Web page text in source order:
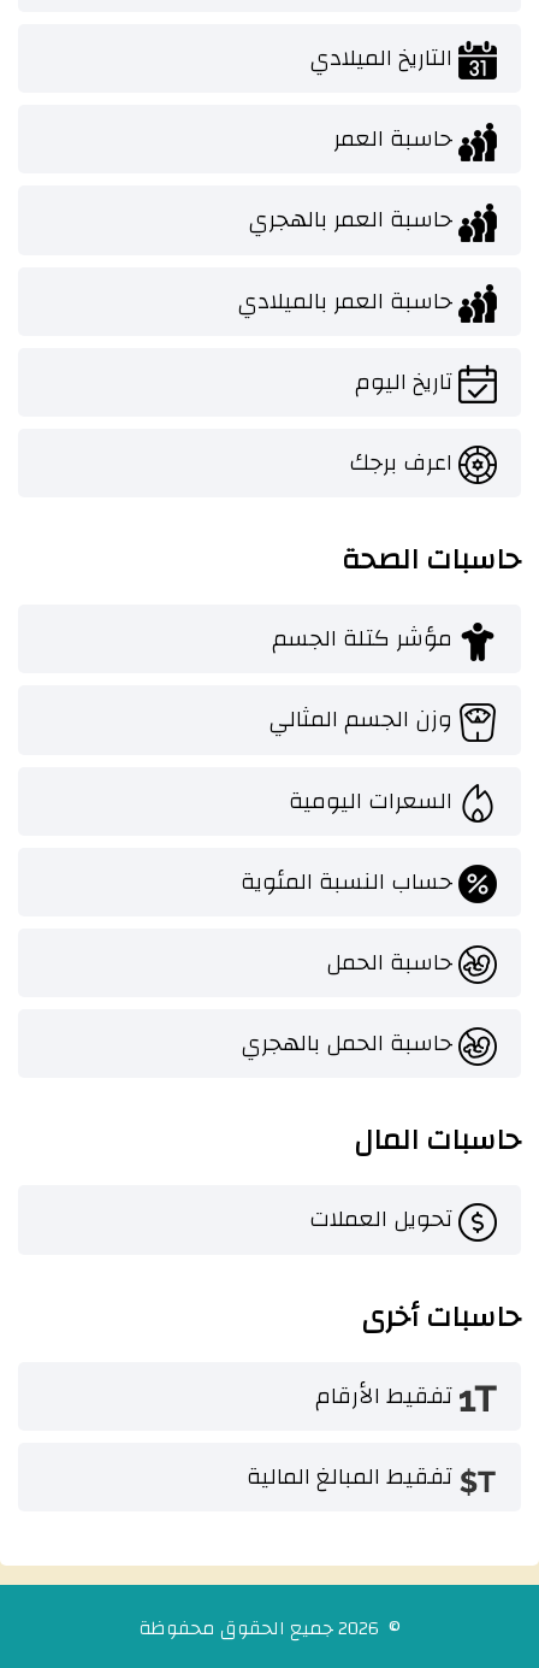
التاريخ الميلادي
حاسبة العمر
حاسبة العمر بالهجري
حاسبة العمر بالميلادي
تاريخ اليوم
اعرف برجك
حاسبات الصحة
مؤشر كتلة الجسم
وزن الجسم المثالي
السعرات اليومية
حساب النسبة المئوية
حاسبة الحمل
حاسبة الحمل بالهجري
حاسبات المال
تحويل العملات
حاسبات أخرى
تفقيط الأرقام
تفقيط المبالغ المالية
© 2026 جميع الحقوق محفوظة